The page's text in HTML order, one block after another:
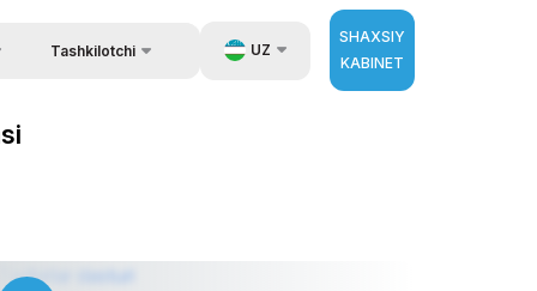
berish.
Tashkilotchi UZ
SHAXSIY
KABINET